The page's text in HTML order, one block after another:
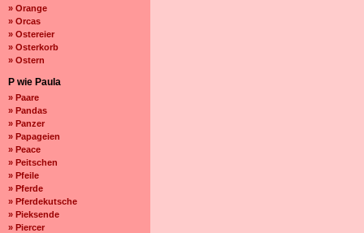
» Orange
» Orcas
» Ostereier
» Osterkorb
» Ostern
P wie Paula
» Paare
» Pandas
» Panzer
» Papageien
» Peace
» Peitschen
» Pfeile
» Pferde
» Pferdekutsche
» Pieksende
» Piercer